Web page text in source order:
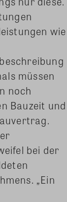
wie
müssen
noch
Bauzeit und
bei der
„Ein